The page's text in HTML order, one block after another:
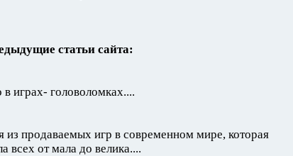
статьи сайта:
играх- головоломках....
из продаваемых игр в современном мире, которая
всех от мала до велика....